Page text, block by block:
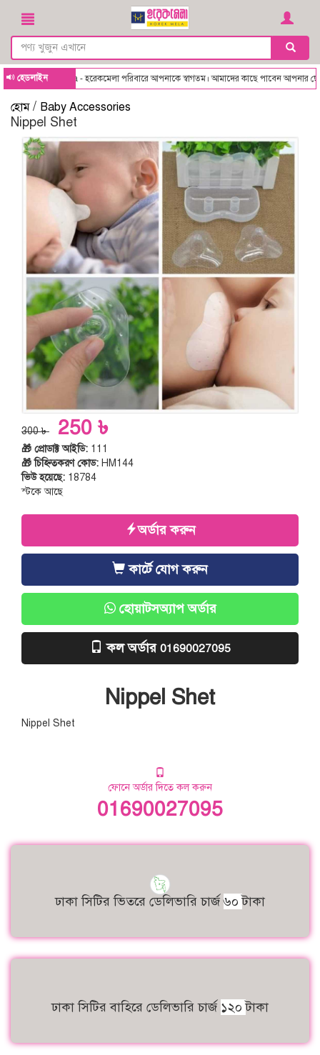
হেডলাইন
Horekmela - হরেকমেলা পরিবারে আপনাকে স্বাগতম। আমাদের কাছে পাবেন আপনার ছোট্ট
হোম / Baby Accessories
Nippel Shet
300 ৳ 250 ৳
🎁 প্রোডাক্ট আইডি: 111
🎁 চিহ্নিতকরণ কোড: HM144
ভিউ হয়েছে: 18784
স্টকে আছে
অর্ডার করুন
কার্টে যোগ করুন
হোয়াটসঅ্যাপ অর্ডার
কল অর্ডার 01690027095
Nippel Shet
Nippel Shet
ফোনে অর্ডার দিতে কল করুন
01690027095
ঢাকা সিটির ভিতরে ডেলিভারি চার্জ৬০টাকা
ঢাকা সিটির বাহিরে ডেলিভারি চার্জ ১২০টাকা